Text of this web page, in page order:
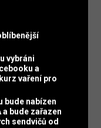
vybráni
a
vaření pro
bude nabízen
a bude zařazen
sendvičů od